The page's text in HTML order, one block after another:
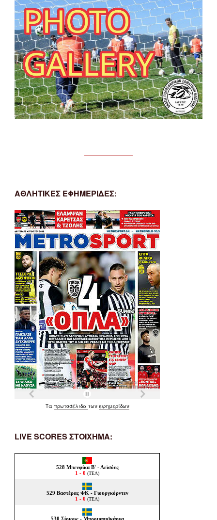
ΑΘΛΗΤΙΚΕΣ ΕΦΗΜΕΡΙΔΕΣ:
Τα πρωτοσέλιδα των εφημερίδων
LIVE SCORES ΣΤΟΙΧΗΜΑ: